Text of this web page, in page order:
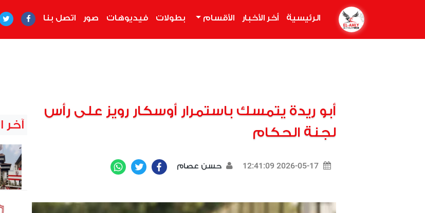
الرئيسية أخر الأخبار الأقسام بطولات فيديوهات صور اتصل بنا
أبو ريدة يتمسك باستمرار أوسكار رويز على رأس
لجنة الحكام
2026-05-17 12:41:09 حسن عصام Facebook
Twitter
آخر